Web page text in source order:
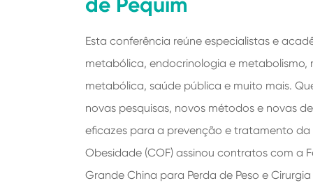
de Pequim
Esta conferência reúne especialistas e
metabólica, endocrinologia e
metabólica, saúde pública e muito mais.
novas pesquisas, novos métodos e novas
eficazes para a prevenção e tratamento
Obesidade (COF) assinou contratos com a
Grande China para Perda de Peso e